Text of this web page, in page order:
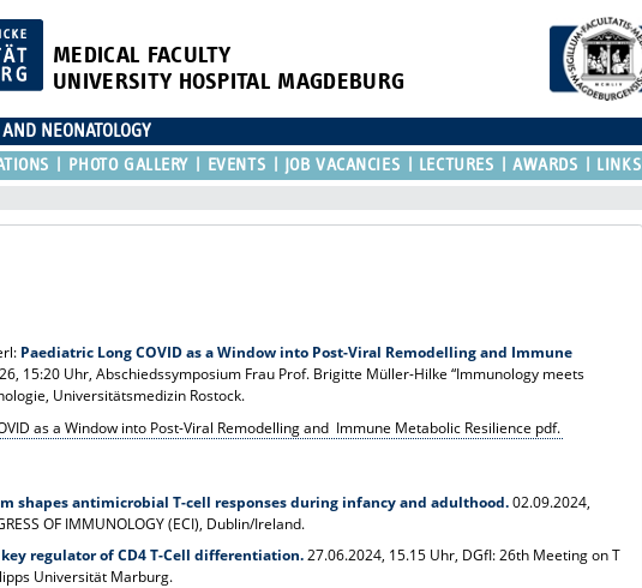
MEDICAL FACULTY
UNIVERSITY HOSPITAL MAGDEBURG
NEONATOLOGY
PHOTO GALLERY EVENTS JOB VACANCIES LECTURES AWARDS LINKS
Paediatric Long COVID as a Window into Post-Viral Remodelling and Immune
15:20 Uhr, Abschiedssymposium Frau Prof. Brigitte Müller-Hilke “Immunology meets
Universitätsmedizin Rostock.
as a Window into Post-Viral Remodelling and Immune Metabolic Resilience pdf.
shapes antimicrobial T-cell responses during infancy and adulthood.02.09.2024,
OF IMMUNOLOGY (ECI), Dublin/Ireland.
key regulator of CD4 T-Cell differentiation.27.06.2024, 15.15 Uhr, DGfI: 26th Meeting on T
Universität Marburg.